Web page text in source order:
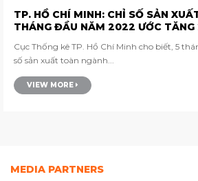
TP. HỒ CHÍ MINH: CHỈ SỐ SẢN
THÁNG ĐẦU NĂM 2022 ƯỚC TĂNG
Cục Thống kê TP. Hồ Chí Minh cho biết, 5
số sản xuất toàn ngành...
VIEW MORE
MEDIA PARTNERS